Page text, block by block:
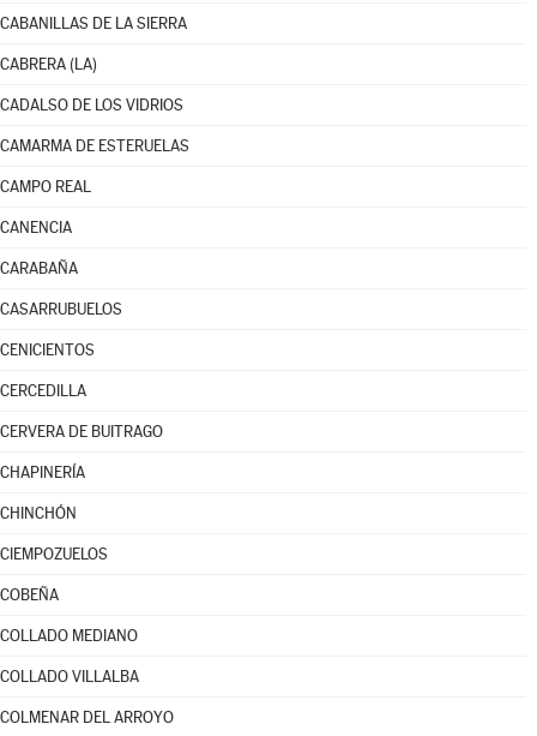
CABANILLAS DE LA SIERRA
CABRERA (LA)
CADALSO DE LOS VIDRIOS
CAMARMA DE ESTERUELAS
CAMPO REAL
CANENCIA
CARABAÑA
CASARRUBUELOS
CENICIENTOS
CERCEDILLA
CERVERA DE BUITRAGO
CHAPINERÍA
CHINCHÓN
CIEMPOZUELOS
COBEÑA
COLLADO MEDIANO
COLLADO VILLALBA
COLMENAR DEL ARROYO